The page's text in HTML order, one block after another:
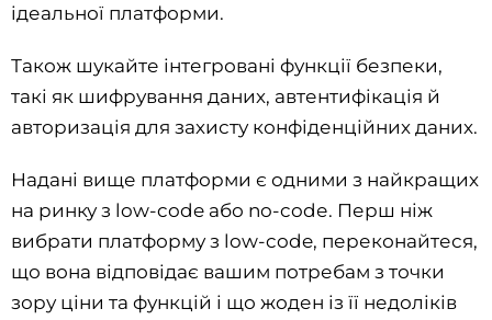
ідеальної платформи.
Також шукайте інтегровані функції безпеки,
такі як шифрування даних, автентифікація й
авторизація для захисту конфіденційних даних.
Надані вище платформи є одними з найкращих
на ринку з low-code або no-codе. Перш ніж
вибрати платформу з low-code, переконайтеся,
що вона відповідає вашим потребам з точки
зору ціни та функцій і що жоден із її недоліків